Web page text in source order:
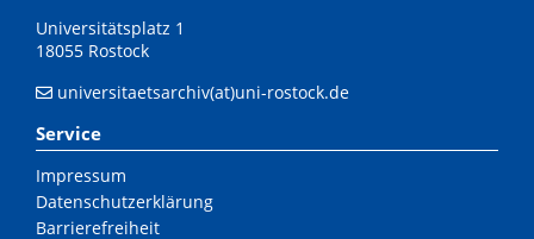
Universitätsplatz 1
18055 Rostock
universitaetsarchiv(at)uni-rostock.de
Service
Impressum
Datenschutzerklärung
Barrierefreiheit